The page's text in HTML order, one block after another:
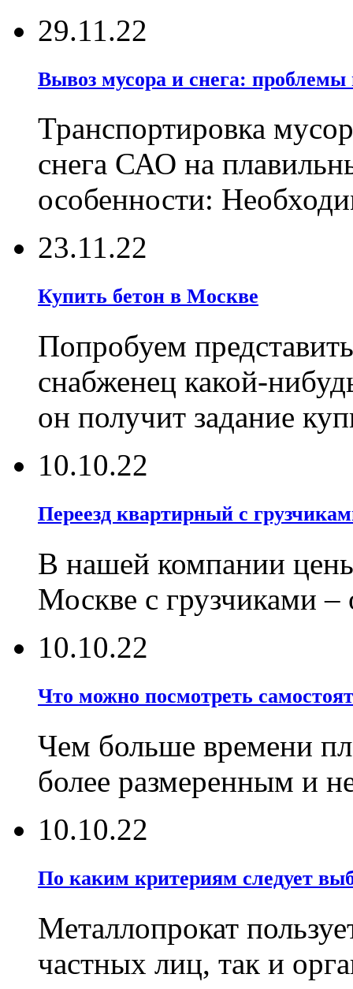
29.11.22
Вывоз мусора и снега:
Транспортировка
снега САО на
особенности:
23.11.22
Купить бетон в Москве
Попробуем
снабженец какой-
он получит задание
10.10.22
Переезд квартирный с
В нашей компании
Москве с грузчиками
10.10.22
Что можно посмотреть
Чем больше времени
более размеренным и
10.10.22
По каким критериям следует
Металлопрокат
частных лиц, так и